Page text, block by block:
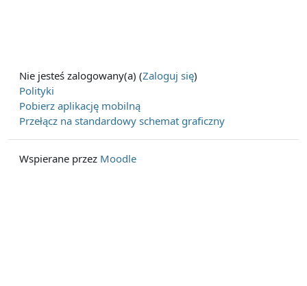
Nie jesteś zalogowany(a) (Zaloguj się)
Polityki
Pobierz aplikację mobilną
Przełącz na standardowy schemat graficzny
Wspierane przez Moodle